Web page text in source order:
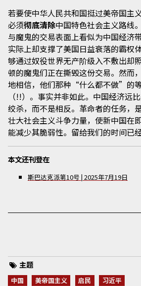
若要使中华人民共和国挺过美帝国主
必须彻底清除中国特色社会主义路线
与魔鬼的交易表面上看似为中国经济
实际上却支撑了美国日益衰落的霸权
够通过奴役世界无产阶级入不敷出却
顿的魔鬼们正在撕毁这份交易。然而
地相信，他们那种“什么都不做”的
（!!）。事实并非如此。中国经济远
绞杀，而不是相反。革命者的任务，
壮大社会主义斗争力量，使新中国在
能减少其脆弱性。留给我们的时间已
本文还刊登在
斯巴达克派第10号 | 2025年7月19日
主题
中国 美帝国主义 启民 习近平